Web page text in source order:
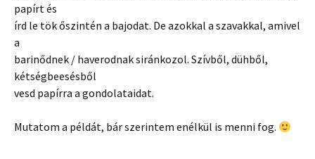
papírt és
írd le tök őszintén a bajodat. De azokkal a szavakkal, amivel
a
barinődnek / haverodnak siránkozol. Szívből, dühből,
kétségbeesésből
vesd papírra a gondolataidat.
Mutatom a példát, bár szerintem enélkül is menni fog.